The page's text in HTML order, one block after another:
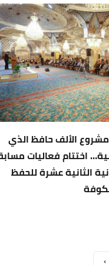
الألف حافظ الذي
اختتام فعاليات
الثانية عشرة للحفظ
›